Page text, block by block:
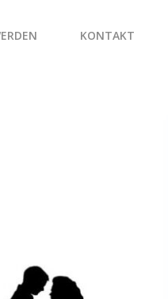
KONTAKT